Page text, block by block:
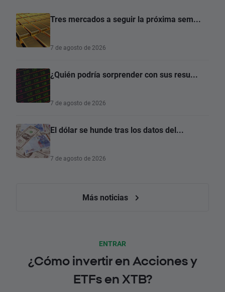
Tres mercados a seguir la próxima sem...
7 de agosto de 2026
¿Quién podría sorprender con sus resu...
7 de agosto de 2026
El dólar se hunde tras los datos del...
7 de agosto de 2026
Más noticias
ENTRAR
¿Cómo invertir en Acciones y
ETFs en XTB?